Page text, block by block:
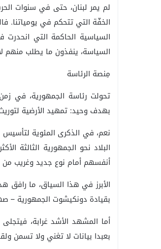
لم يمر لبنان، حتى في سنوات
الخفّة التي تتحكم في يومياتنا.
السياسية الحاكمة التي
السياسة، ينفذون ما يطلب منهم
مِنصة الرئاسة
تحولت رئاسة الجمهورية، في
بهدف وحيد: تمهيد الأرضية
نعم، في الذكرى المئوية لتأسيس
البلاد نحو الجمهورية الثالثة
أنفسهم أمام نوع جديد وغريب من
الأبرز في هذا السياق، ما
بقيادة دونكيشوت الجمهورية –
أما المشهد الأشد غرابة،
بعبدا بيانات لا تغني ولا تسمن